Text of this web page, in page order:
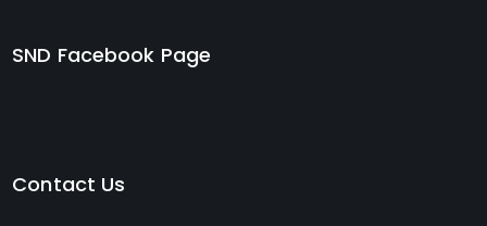
SND Facebook Page
Contact Us